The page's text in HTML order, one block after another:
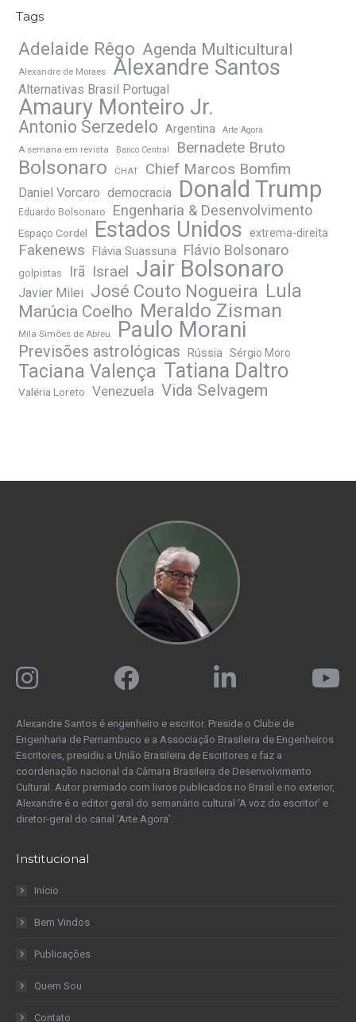
Tags
Adelaide Rêgo Agenda Multicultural
Alexandre de Moraes Alexandre Santos
Alternativas Brasil Portugal
Amaury Monteiro Jr.
Antonio Serzedelo Argentina Arte Agora
A semana em revista Banco Central Bernadete Bruto
Bolsonaro CHAT Chief Marcos Bomfim
Daniel Vorcaro democracia Donald Trump
Eduardo Bolsonaro Engenharia & Desenvolvimento
Espaço Cordel Estados Unidos extrema-direita
Fakenews Flávia Suassuna Flávio Bolsonaro
golpistas Irã Israel Jair Bolsonaro
Javier Milei José Couto Nogueira Lula
Marúcia Coelho Meraldo Zisman
Mila Simões de Abreu Paulo Morani
Previsões astrológicas Rússia Sérgio Moro
Taciana Valença Tatiana Daltro
Valéria Loreto Venezuela Vida Selvagem
Alexandre Santos é engenheiro e escritor. Preside o Clube de
Engenharia de Pernambuco e a Associação Brasileira de Engenheiros
Escritores, presidiu a União Brasileira de Escritores e faz a
coordenação nacional da Câmara Brasileira de Desenvolvimento
Cultural. Autor premiado com livros publicados no Brasil e no exterior,
Alexandre é o editor geral do semanário cultural ‘A voz do escritor’ e
diretor-geral do canal ‘Arte Agora’.
Institucional
Início
Bem Vindos
Publicações
Quem Sou
Contato